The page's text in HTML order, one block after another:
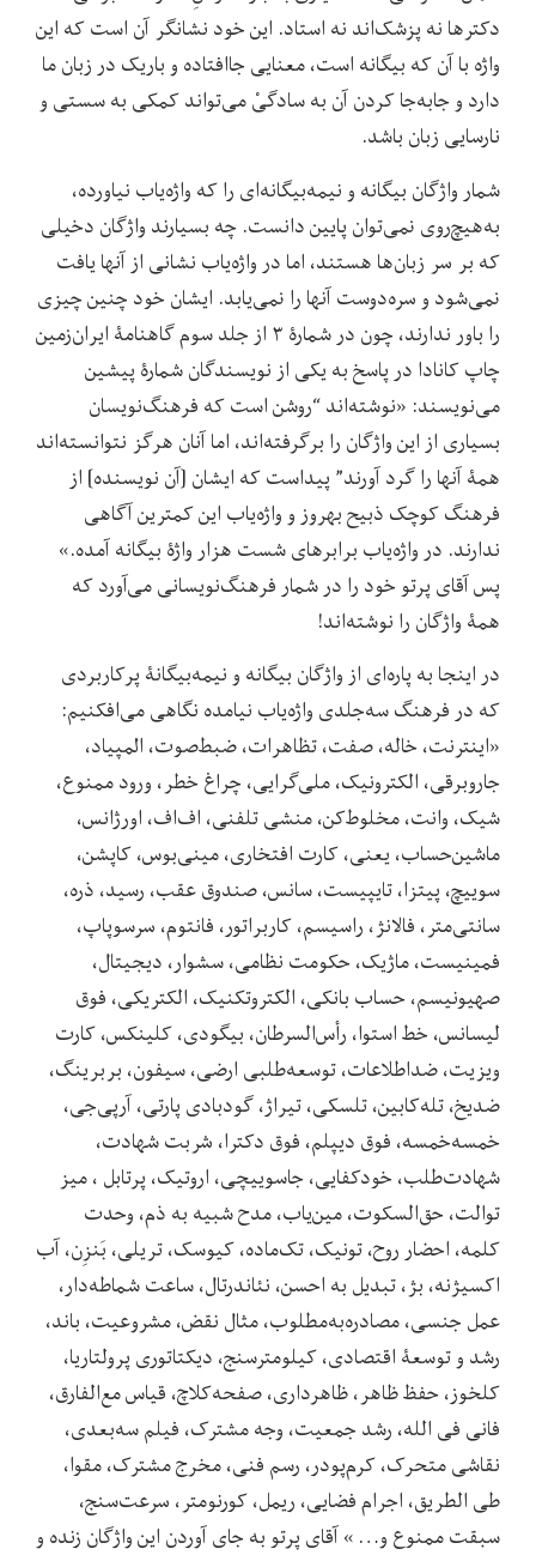
دکترها نه پزشک‌اند نه استاد. این خود نشانگر آن است که این
واژه با آن که بیگانه است، معنایی جاافتاده و باریک در زبان ما
دارد و جابه‌‌جا کردن آن به سادگیْ می‌تواند کمکی به سستی و
نارسایی زبان باشد.
شمار واژگان بیگانه و نیمه‌بیگانه‌‌ای را که واژه‌یاب نیاورده،
به‌هیچ‌روی نمی‌توان پایین دانست. چه بسیارند واژگان دخیلی
که بر سر زبان‌ها هستند، اما در واژه‌یاب نشانی از آنها یافت
نمی‌شود و سره‌دوست آنها را نمی‌یابد. ایشان خود چنین چیزی
را باور ندارند، چون در شمارۀ ۳ از جلد سوم گاهنامۀ ایران‌زمین
چاپ کانادا در پاسخ به یکی از نویسندگان شمارۀ پیشین
می‌نویسند: «نوشته‌اند “روشن است که فرهنگ‌نویسان
بسیاری از این واژگان را برگرفته‌اند، اما آنان هرگز نتوانسته‌اند
همۀ آنها را گرد آورند” پیداست که ایشان [آن نویسنده] از
فرهنگ کوچک ذبیح بهروز و واژه‌یاب این کمترین آگاهی
ندارند. در واژه‌یاب برابرهای شست هزار واژۀ بیگانه آمده.»
پس آقای پرتو خود را در شمار فرهنگ‌نویسانی می‌آورد که
همۀ واژگان را نوشته‌اند!
در اینجا به پاره‌ای از واژگان بیگانه و نیمه‌بیگانۀ پرکاربردی
که در فرهنگ سه‌جلدی واژه‌یاب نیامده نگاهی می‌افکنیم:
«اینترنت، خاله، صفت، تظاهرات، ضبط‌صوت، المپیاد،
جاروبرقی، الکترونیک، ملی‌گرایی، چراغ خطر، ورود ممنوع،
شیک، وانت، مخلوط‌کن، منشی تلفنی، اف‌اف، اورژانس،
ماشین‌حساب، یعنی، کارت افتخاری، مینی‌بوس، کاپشن،
سوییچ، پیتزا، تایپیست، سانس، صندوق عقب، رسید، ذره،
سانتی‌متر، فالانژ، راسیسم، کاربراتور، فانتوم، سرسوپاپ،
فمینیست، ماژیک، حکومت نظامی، سشوار، دیجیتال،
صهیونیسم، حساب بانکی، الکتروتکنیک، الکتریکی، فوق
لیسانس، خط استوا، رأس‌السرطان، بیگودی، کلینکس، کارت
ویزیت، ضداطلاعات، توسعه‌طلبی ارضی، سیفون، بربرینگ،
ضدیخ، تله‌کابین، تلسکی، تیراژ، گودبادی پارتی، آرپی‌جی،
خمسه‌خمسه، فوق دیپلم، فوق دکترا، شربت شهادت،
شهادت‌طلب، خودکفایی، جاسوییچی، اروتیک، پرتابل ، میز
توالت، حق‌السکوت، مین‌یاب، مدح شبیه به ذم، وحدت
کلمه، احضار روح، تونیک، تک‌ماده، کیوسک، تریلی، بَنزِن، آب
اکسیژنه، بژ، تبدیل به احسن، نئاندرتال، ساعت شماطه‌دار،
عمل جنسی، مصادره‌به‌مطلوب، مثال نقض، مشروعیت، باند،
رشد و توسعۀ اقتصادی، کیلومترسنج، دیکتاتوری پرولتاریا،
کلخوز، حفظ ظاهر، ظاهرداری، صفحه‌کلاچ، قیاس مع‌الفارق،
فانی فی الله، رشد جمعیت، وجه مشترک، فیلم سه‌بعدی،
نقاشی متحرک، کرم‌پودر، رسم فنی، مخرج مشترک، مقوا،
طی الطریق، اجرام فضایی، ریمل، کورنومتر، سرعت‌سنج،
سبقت ممنوع و… » آقای پرتو به جای آوردن این واژگان زنده و